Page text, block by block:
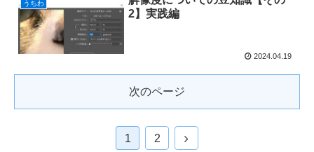
うちわ
2】実践編
2024.04.19
次のページ
1 2